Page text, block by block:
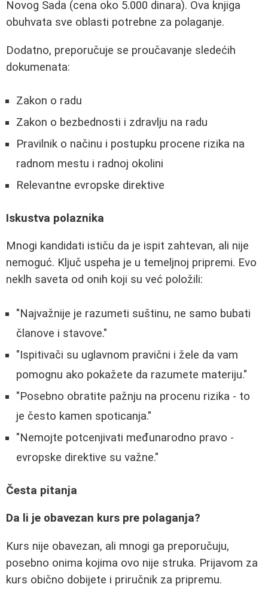
Novog Sada (cena oko 5.000 dinara). Ova knjiga
obuhvata sve oblasti potrebne za polaganje.
Dodatno, preporučuje se proučavanje sledećih
dokumenata:
Zakon o radu
Zakon o bezbednosti i zdravlju na radu
Pravilnik o načinu i postupku procene rizika na
radnom mestu i radnoj okolini
Relevantne evropske direktive
Iskustva polaznika
Mnogi kandidati ističu da je ispit zahtevan, ali nije
nemoguć. Ključ uspeha je u temeljnoj pripremi. Evo
neklh saveta od onih koji su već položili:
"Najvažnije je razumeti suštinu, ne samo bubati
članove i stavove."
"Ispitivači su uglavnom pravični i žele da vam
pomognu ako pokažete da razumete materiju."
"Posebno obratite pažnju na procenu rizika - to
je često kamen spoticanja."
"Nemojte potcenjivati međunarodno pravo -
evropske direktive su važne."
Česta pitanja
Da li je obavezan kurs pre polaganja?
Kurs nije obavezan, ali mnogi ga preporučuju,
posebno onima kojima ovo nije struka. Prijavom za
kurs obično dobijete i priručnik za pripremu.